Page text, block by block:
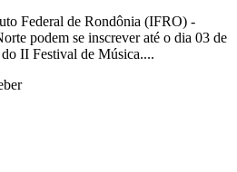
Federal de Rondônia (IFRO) -
podem se inscrever até o dia 03 de
II Festival de Música....